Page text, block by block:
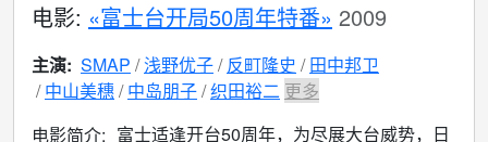
电影: «富士台开局50周年特番» 2009
主演: SMAP 浅野优子 反町隆史
田中邦卫
中山美穗 中岛朋子 织田裕二 更多
电影简介: 富士适逢开台50周年，为尽展大台威势，日